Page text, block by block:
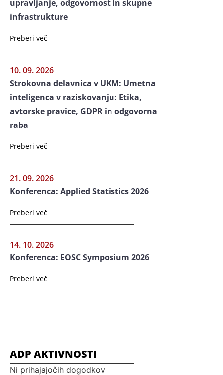
upravljanje, odgovornost in skupne
infrastrukture
Preberi več
10. 09. 2026
Strokovna delavnica v UKM: Umetna
inteligenca v raziskovanju: Etika,
avtorske pravice, GDPR in odgovorna
raba
Preberi več
21. 09. 2026
Konferenca: Applied Statistics 2026
Preberi več
14. 10. 2026
Konferenca: EOSC Symposium 2026
Preberi več
ADP AKTIVNOSTI
Ni prihajajočih dogodkov